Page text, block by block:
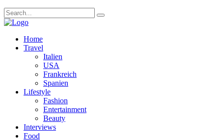
Home
Travel
Italien
USA
Frankreich
Spanien
Lifestyle
Fashion
Entertainment
Beauty
Interviews
Food